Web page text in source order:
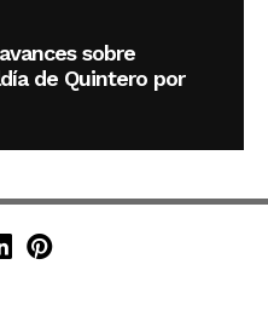
sobre
de Quintero por
X (Twitter)
en TikTok
de Minuto30 en
Minuto30 en LinkedIn
Minuto30 en